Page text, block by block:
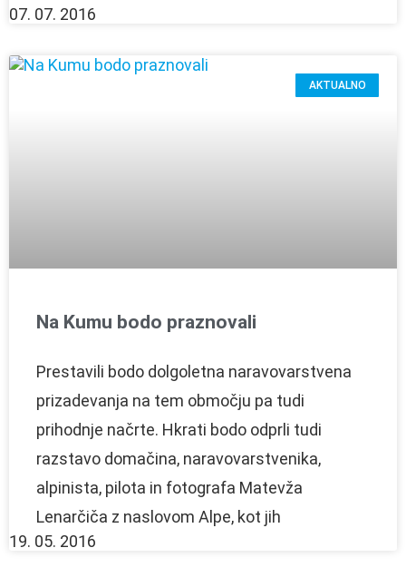
07. 07. 2016
AKTUALNO
Na Kumu bodo praznovali
Prestavili bodo dolgoletna naravovarstvena
prizadevanja na tem območju pa tudi
prihodnje načrte. Hkrati bodo odprli tudi
razstavo domačina, naravovarstvenika,
alpinista, pilota in fotografa Matevža
Lenarčiča z naslovom Alpe, kot jih
19. 05. 2016